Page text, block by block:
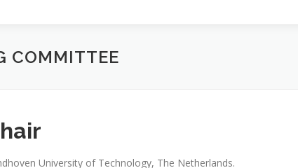
COMMITTEE
University of Technology, The Netherlands.